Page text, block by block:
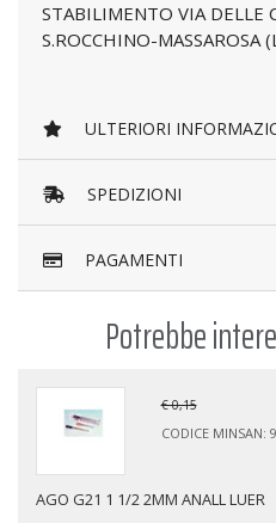
STABILIMENTO VIA DELLE
S.ROCCHINO-MASSAROSA
ULTERIORI
SPEDIZIONI
PAGAMENTI
Potrebbe
€ 0,15
CODICE MINSAN:
AGO G21 1 1/2 2MM ANALL LUER